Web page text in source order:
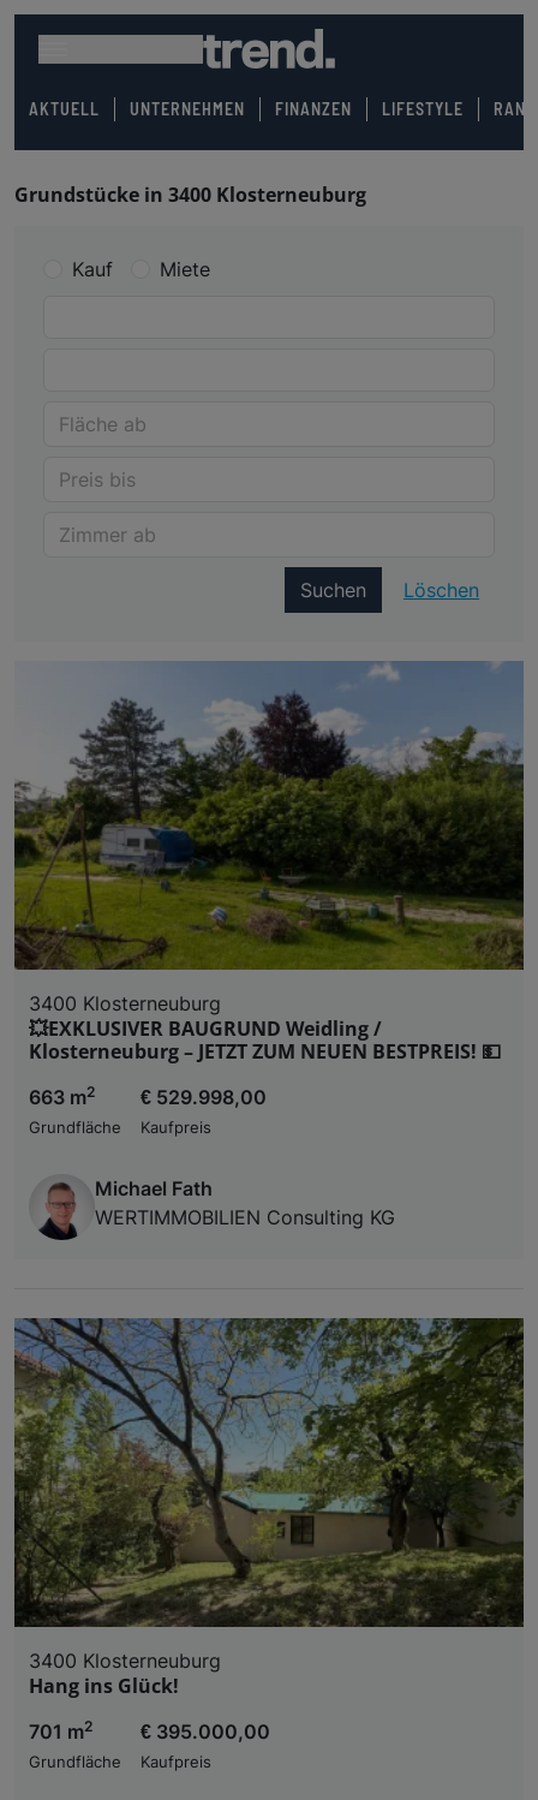
AKTUELL UNTERNEHMEN FINANZEN LIFESTYLE
Grundstücke in 3400 Klosterneuburg
Kauf Miete
Suchen Löschen
3400 Klosterneuburg
💥EXKLUSIVER BAUGRUND Weidling /
Klosterneuburg – JETZT ZUM NEUEN BESTPREIS! 💵
663 m2
Grundfläche
€ 529.998,00
Kaufpreis
Michael Fath
WERTIMMOBILIEN Consulting KG
3400 Klosterneuburg
Hang ins Glück!
701 m2
Grundfläche
€ 395.000,00
Kaufpreis